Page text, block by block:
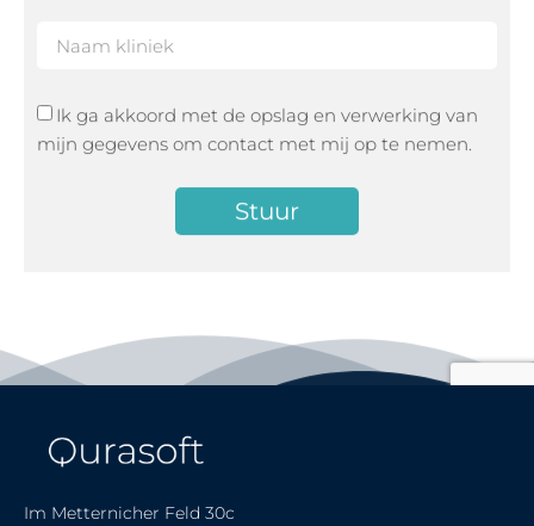
Ik ga akkoord met de opslag en verwerking van
Stuur
Im Metternicher Feld 30c